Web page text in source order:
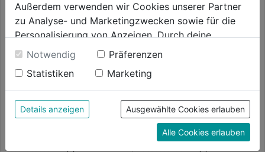
Stretchhose Athletiq schwarz Bundhose Icon 100805
Außerdem verwenden wir Cookies unserer Partner
zu Analyse- und Marketingzwecken sowie für die
Personalisierung von Anzeigen. Durch deine
Einwilligung werden die Daten von Drittanbieter,
unter anderem auch in den USA, verarbeitet.
Durch Klick auf "Alle Cookies erlauben" stimmst du
der Verwendung aller Cookies zu. Unter "Details
anzeigen" findest du alle Infos zu den
unterschiedlichen Cookies, unter "Cookies
Konfigurieren" kannst du auswählen, welche Cookies
du zulassen möchtest und welche nicht.
Notwendig
Präferenzen
Statistiken
Marketing
Details anzeigen Ausgewählte Cookies erlauben
Alle Cookies erlauben